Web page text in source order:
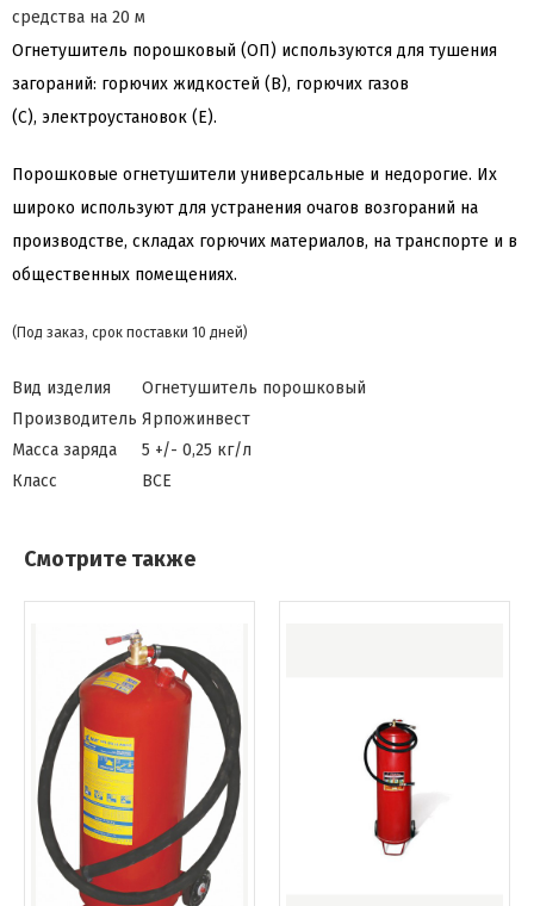
средства на 20 м
Огнетушитель порошковый (ОП) используются для тушения
загораний: горючих жидкостей (В), горючих газов
(C), электроустановок (Е).
Порошковые огнетушители универсальные и недорогие. Их
широко используют для устранения очагов возгораний на
производстве, складах горючих материалов, на транспорте и в
общественных помещениях.
(Под заказ, срок поставки 10 дней)
Вид изделия
Огнетушитель порошковый
Производитель Ярпожинвест
Масса заряда
5 +/- 0,25 кг/л
Класс
ВСЕ
Смотрите также